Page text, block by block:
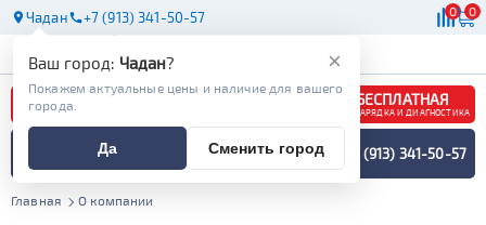
Чадан +7 (913) 341-50-57 0 0
АКБ
БЕСПЛАТНАЯ
ЗАРЯДКА И ДИАГНОСТИКА
ПОДБОР АККУМУЛЯТОРА
СПЕЦИАЛИСТОМ +7 (913) 341-50-57
Главная О компании
×
Ваш город: Чадан?
Покажем актуальные цены и наличие для вашего
города.
Да Сменить город